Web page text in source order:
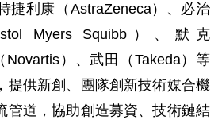
捷利康（AstraZeneca）、必治
Myers Squibb）、默克
Novartis）、武田（Takeda）等
提供新創、團隊創新技術媒合機
管道，協助創造募資、技術鏈結